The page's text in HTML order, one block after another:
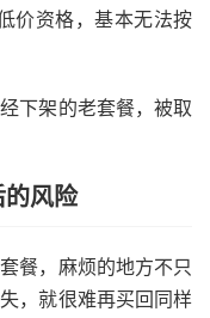
价资格，基本无法按
下架的老套餐，被取
的风险
餐，麻烦的地方不只
，就很难再买回同样